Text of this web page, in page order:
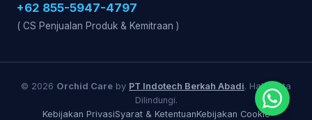
+62 855-5947-4797
( CS Penjualan Produk & Kemitraan )
© 2026 Orchid Care by PT Indotech Berkah Abadi. Hak Cipta
Dilindungi.
Kebijakan PrivasiSyarat & KetentuanKebijakan Cookie